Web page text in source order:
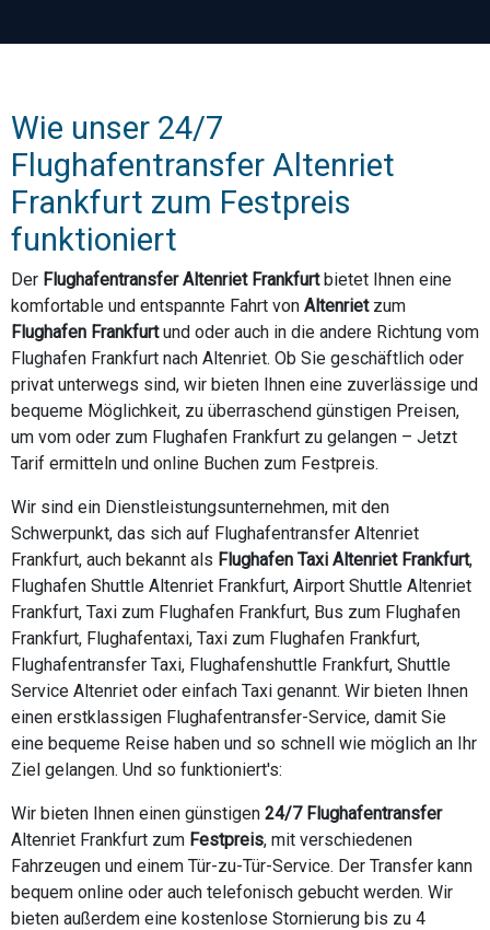
Wie unser 24/7
Flughafentransfer Altenriet
Frankfurt zum Festpreis
funktioniert
Der Flughafentransfer Altenriet Frankfurtbietet Ihnen eine
komfortable und entspannte Fahrt von Altenrietzum
Flughafen Frankfurtund oder auch in die andere Richtung vom
Flughafen Frankfurt nach Altenriet. Ob Sie geschäftlich oder
privat unterwegs sind, wir bieten Ihnen eine zuverlässige und
bequeme Möglichkeit, zu überraschend günstigen Preisen,
um vom oder zum Flughafen Frankfurt zu gelangen – Jetzt
Tarif ermitteln und online Buchen zum Festpreis.
Wir sind ein Dienstleistungsunternehmen, mit den
Schwerpunkt, das sich auf Flughafentransfer Altenriet
Frankfurt, auch bekannt als Flughafen Taxi Altenriet Frankfurt,
Flughafen Shuttle Altenriet Frankfurt, Airport Shuttle Altenriet
Frankfurt, Taxi zum Flughafen Frankfurt, Bus zum Flughafen
Frankfurt, Flughafentaxi, Taxi zum Flughafen Frankfurt,
Flughafentransfer Taxi, Flughafenshuttle Frankfurt, Shuttle
Service Altenriet oder einfach Taxi genannt. Wir bieten Ihnen
einen erstklassigen Flughafentransfer-Service, damit Sie
eine bequeme Reise haben und so schnell wie möglich an Ihr
Ziel gelangen. Und so funktioniert's:
Wir bieten Ihnen einen günstigen 24/7 Flughafentransfer
Altenriet Frankfurt zum Festpreis, mit verschiedenen
Fahrzeugen und einem Tür-zu-Tür-Service. Der Transfer kann
bequem online oder auch telefonisch gebucht werden. Wir
bieten außerdem eine kostenlose Stornierung bis zu 4